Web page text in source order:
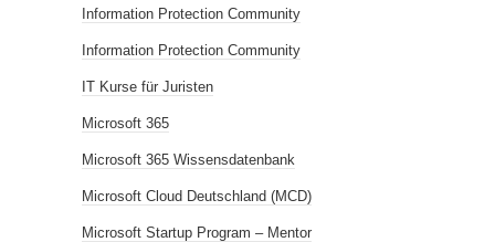
Information Protection Community
Information Protection Community
IT Kurse für Juristen
Microsoft 365
Microsoft 365 Wissensdatenbank
Microsoft Cloud Deutschland (MCD)
Microsoft Startup Program – Mentor